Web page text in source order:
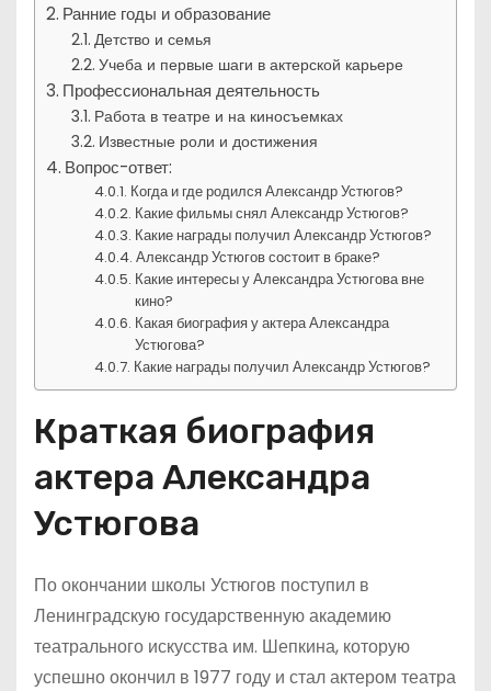
Ранние годы и образование
Детство и семья
Учеба и первые шаги в актерской карьере
Профессиональная деятельность
Работа в театре и на киносъемках
Известные роли и достижения
Вопрос-ответ:
Когда и где родился Александр Устюгов?
Какие фильмы снял Александр Устюгов?
Какие награды получил Александр Устюгов?
Александр Устюгов состоит в браке?
Какие интересы у Александра Устюгова вне
кино?
Какая биография у актера Александра
Устюгова?
Какие награды получил Александр Устюгов?
Краткая биография
актера Александра
Устюгова
По окончании школы Устюгов поступил в
Ленинградскую государственную академию
театрального искусства им. Шепкина, которую
успешно окончил в 1977 году и стал актером театра